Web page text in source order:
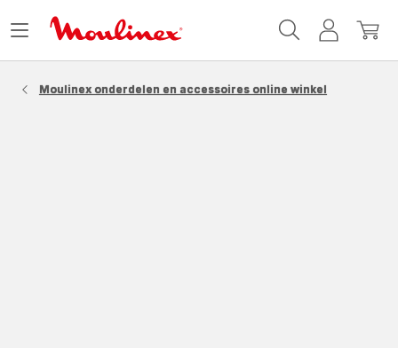
MijnMijn
Menu
Moulinex onderdelen en accessoires online winkel